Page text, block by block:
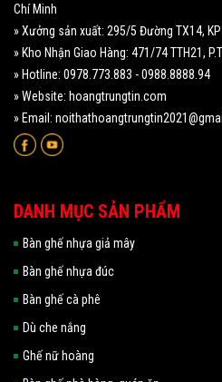
Chí Minh
» Xưởng sản xuất: 295/5 Đường TX14,
» Kho Nhận Giao Hàng: 471/74 TTH21,
» Hotline: 0978.773.883 - 0988.8888.94
» Website: hoangtrungtin.com
» Email:
DANH MỤC SẢN PHẨM
Bàn ghế nhựa giả mây
Bàn ghế nhựa đúc
Bàn ghế cà phê
Dù che nắng
Ghế nữ hoàng